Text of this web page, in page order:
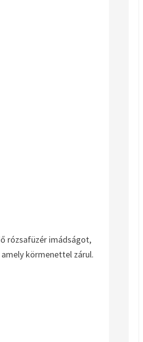
rózsafüzér imádságot,
körmenettel zárul.